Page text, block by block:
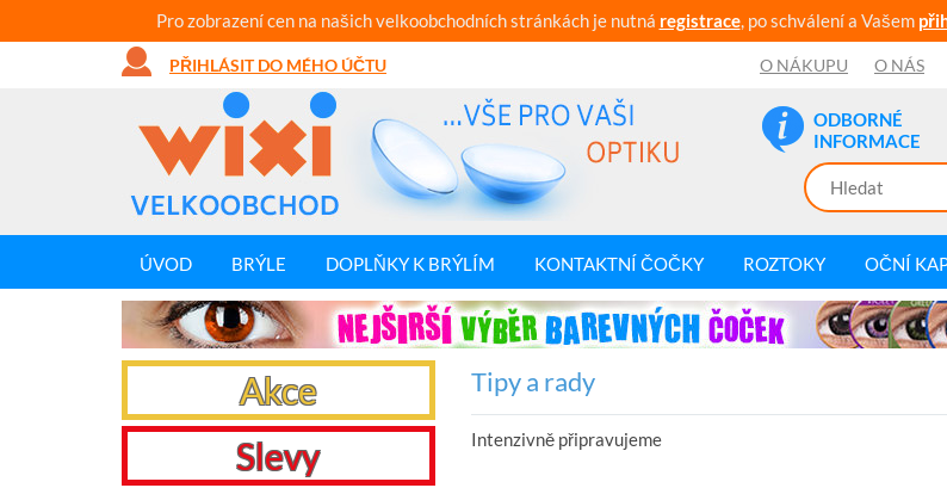
Pro zobrazení cen na našich velkoobchodních stránkách je nutná registrace, po schválení a Vašem
PŘIHLÁSIT DO MÉHO ÚČTU O NÁKUPU O NÁS
ODBORNÉ
INFORMACE
ÚVOD BRÝLE DOPLŇKY K BRÝLÍM KONTAKTNÍ ČOČKY ROZTOKY OČNÍ
Tipy a rady
Intenzivně připravujeme
Akce
Slevy